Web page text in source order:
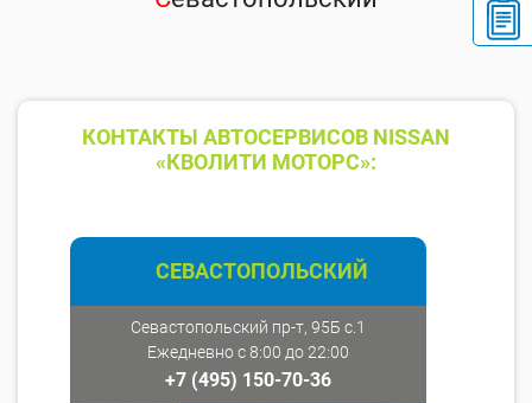
КОНТАКТЫ АВТОСЕРВИСОВ NISSAN
«КВОЛИТИ МОТОРС»:
СЕВАСТОПОЛЬСКИЙ
Севастопольский пр-т, 95Б с.1
Ежедневно с 8:00 до 22:00
+7 (495) 150-70-36